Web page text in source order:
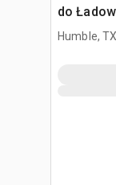
do
Humble,